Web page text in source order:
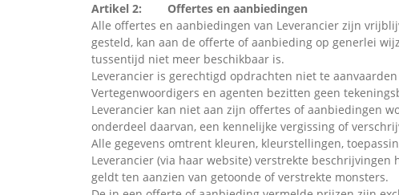
Artikel 2: Offertes en aanbiedingen
Alle offertes en aanbiedingen van Leverancier zijn
gesteld, kan aan de offerte of aanbieding op generlei
tussentijd niet meer beschikbaar is.
Leverancier is gerechtigd opdrachten niet te
Vertegenwoordigers en agenten bezitten geen
Leverancier kan niet aan zijn offertes of aanbiedingen
onderdeel daarvan, een kennelijke vergissing of
Alle gegevens omtrent kleuren, kleurstellingen,
Leverancier (via haar website) verstrekte
geldt ten aanzien van getoonde of verstrekte monsters.